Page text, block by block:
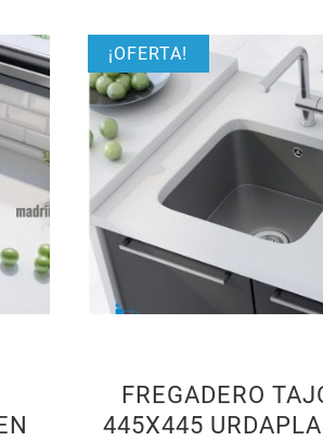
¡OFERTA!
FREGADERO
445X445